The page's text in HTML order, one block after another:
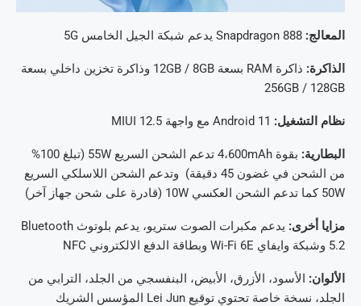
المعالج:
الذاكرة:
ذاكرة RAM بسعة 12GB / 8GB وذاكرة تخزين داخلي بسعة
256GB / 128GB
نظام التشغيل:
البطارية:
بقوة 4،600mAh تدعم الشحن السريع 55W (تبلغ 100%
من الشحن في غضون 45 دقيقة) وتدعم الشحن اللاسلكي السريع
50W كما تدعم الشحن العكسي 10W (قادرة على شحن جهاز آخر)
مزايا أخرى:
يدعم مكبرات الصوت ستريو، يدعم بلوتوث Bluetooth
5.2 وشبكة وايفاي Wi-Fi 6E وبطاقة الدفع الالكتروني NFC
الألوان: الأسود، الأزرق، الأبيض، البنفسجي من الجلد، الترابي من
الجلد، نسخة خاصة تحتوي توقيع Lei Jun المؤسس الشريك